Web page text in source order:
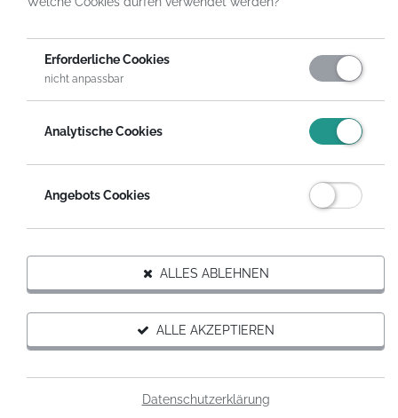
Auf Wunsch erhältst du eine steuerabzugsfähige
Organisation weiterempfehlen
Allgemeine Informationen
Erforderliche Cookies
nicht anpassbar
Analytische Cookies
Angebots Cookies
ALLES ABLEHNEN
ALLE AKZEPTIEREN
Datenschutzerklärung